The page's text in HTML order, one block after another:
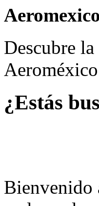
Descubre
¿Estás
Bienvenido